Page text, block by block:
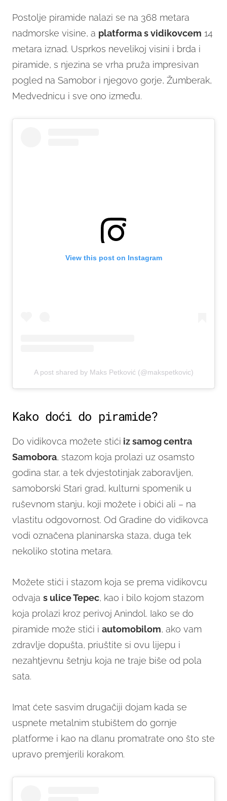
Postolje piramide nalazi se na 368 metara
nadmorske visine, a platforma s vidikovcem 14
metara iznad. Usprkos nevelikoj visini i brda i
piramide, s njezina se vrha pruža impresivan
pogled na Samobor i njegovo gorje, Žumberak,
Medvednicu i sve ono između.
View this post on Instagram
A post shared by Maks Petković (@makspetkovic)
Kako doći do piramide?
Do vidikovca možete stići iz samog centra
Samobora, stazom koja prolazi uz osamsto
godina star, a tek dvjestotinjak zaboravljen,
samoborski Stari grad, kulturni spomenik u
ruševnom stanju, koji možete i obići ali – na
vlastitu odgovornost. Od Gradine do vidikovca
vodi označena planinarska staza, duga tek
nekoliko stotina metara.
Možete stići i stazom koja se prema vidikovcu
odvaja s ulice Tepec, kao i bilo kojom stazom
koja prolazi kroz perivoj Anindol. Iako se do
piramide može stići i automobilom, ako vam
zdravlje dopušta, priuštite si ovu lijepu i
nezahtjevnu šetnju koja ne traje biše od pola
sata.
Imat ćete sasvim drugačiji dojam kada se
uspnete metalnim stubištem do gornje
platforme i kao na dlanu promatrate ono što ste
upravo premjerili korakom.